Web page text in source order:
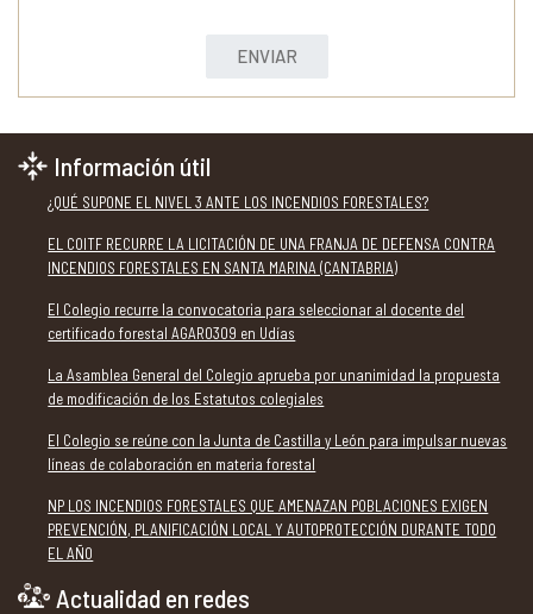
ENVIAR
Información útil
¿QUÉ SUPONE EL NIVEL 3 ANTE LOS INCENDIOS FORESTALES?
EL COITF RECURRE LA LICITACIÓN DE UNA FRANJA DE DEFENSA CONTRA
INCENDIOS FORESTALES EN SANTA MARINA (CANTABRIA)
El Colegio recurre la convocatoria para seleccionar al docente del
certificado forestal AGAR0309 en Udías
La Asamblea General del Colegio aprueba por unanimidad la propuesta
de modificación de los Estatutos colegiales
El Colegio se reúne con la Junta de Castilla y León para impulsar nuevas
líneas de colaboración en materia forestal
NP LOS INCENDIOS FORESTALES QUE AMENAZAN POBLACIONES EXIGEN
PREVENCIÓN, PLANIFICACIÓN LOCAL Y AUTOPROTECCIÓN DURANTE TODO
EL AÑO
Actualidad en redes